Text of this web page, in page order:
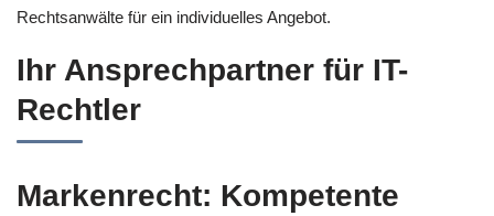
Rechtsanwälte für ein individuelles Angebot.
Ihr Ansprechpartner für IT-
Rechtler
Markenrecht: Kompetente